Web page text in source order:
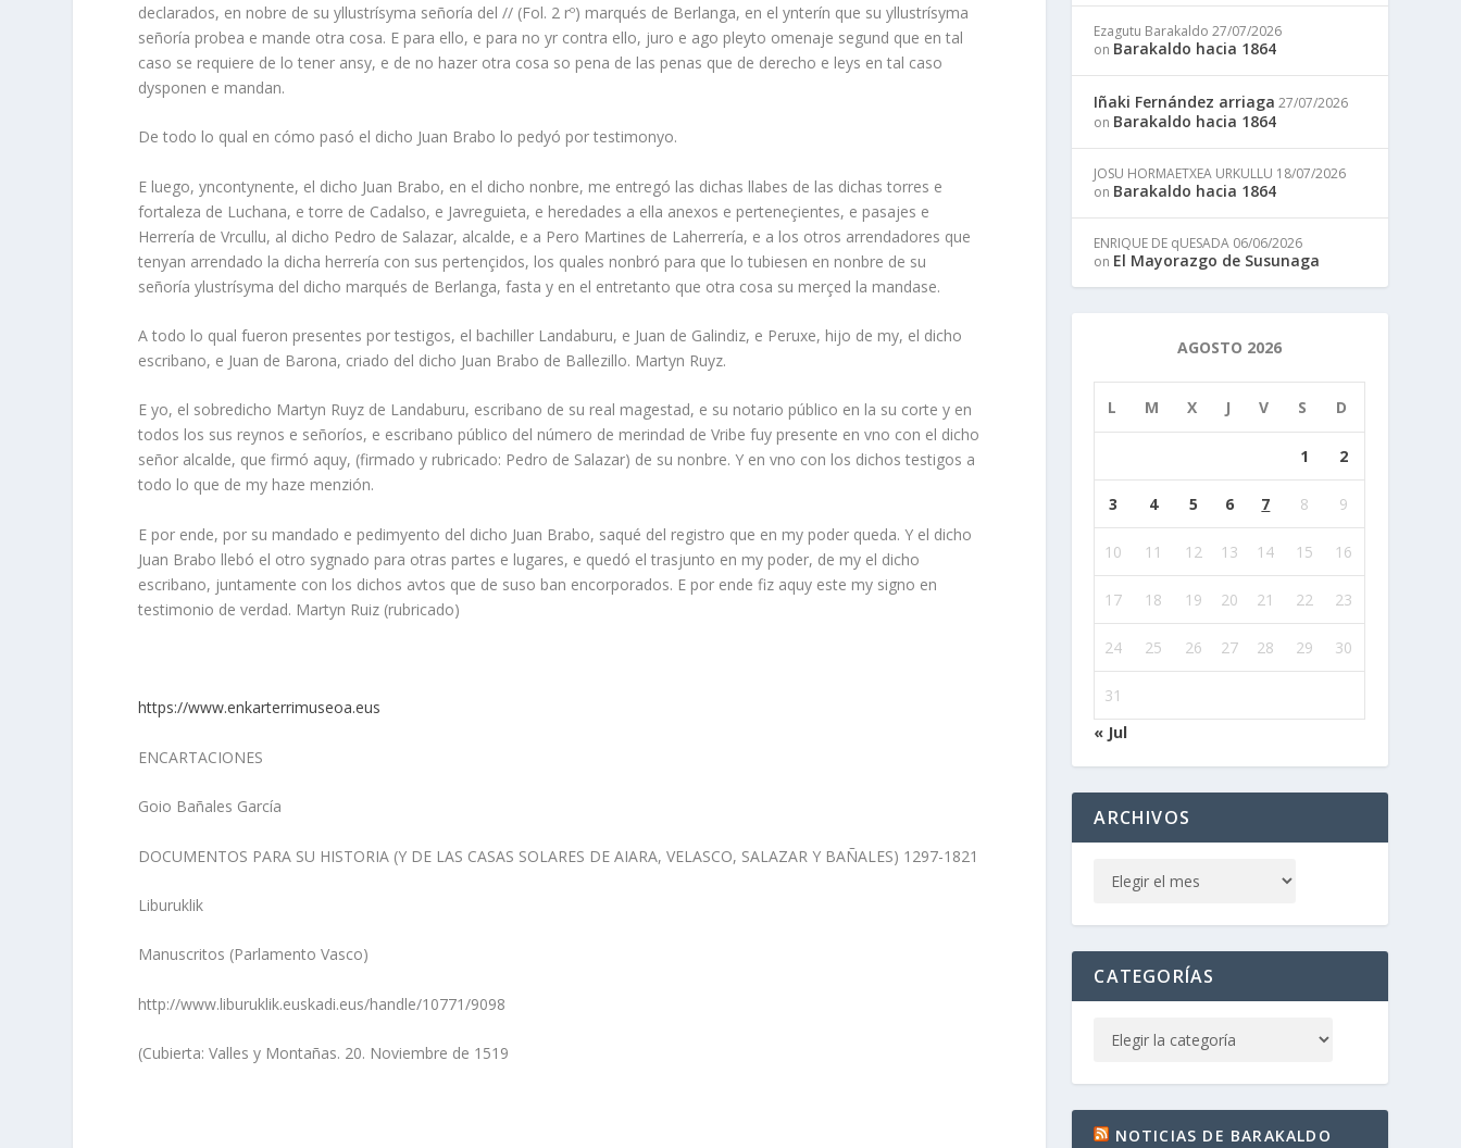
declarados, en nobre de su yllustrísyma señoría del // (Fol. 2 rº) marqués de Berlanga, en el ynterín que su yllustrísyma
señoría probea e mande otra cosa. E para ello, e para no yr contra ello, juro e ago pleyto omenaje segund que en tal
caso se requiere de lo tener ansy, e de no hazer otra cosa so pena de las penas que de derecho e leys en tal caso
dysponen e mandan.
De todo lo qual en cómo pasó el dicho Juan Brabo lo pedyó por testimonyo.
E luego, yncontynente, el dicho Juan Brabo, en el dicho nonbre, me entregó las dichas llabes de las dichas torres e
fortaleza de Luchana, e torre de Cadalso, e Javreguieta, e heredades a ella anexos e perteneçientes, e pasajes e
Herrería de Vrcullu, al dicho Pedro de Salazar, alcalde, e a Pero Martines de Laherrería, e a los otros arrendadores que
tenyan arrendado la dicha herrería con sus pertençidos, los quales nonbró para que lo tubiesen en nonbre de su
señoría ylustrísyma del dicho marqués de Berlanga, fasta y en el entretanto que otra cosa su merçed la mandase.
A todo lo qual fueron presentes por testigos, el bachiller Landaburu, e Juan de Galindiz, e Peruxe, hijo de my, el dicho
escribano, e Juan de Barona, criado del dicho Juan Brabo de Ballezillo. Martyn Ruyz.
E yo, el sobredicho Martyn Ruyz de Landaburu, escribano de su real magestad, e su notario público en la su corte y en
todos los sus reynos e señoríos, e escribano público del número de merindad de Vribe fuy presente en vno con el dicho
señor alcalde, que firmó aquy, (firmado y rubricado: Pedro de Salazar) de su nonbre. Y en vno con los dichos testigos a
todo lo que de my haze menzión.
E por ende, por su mandado e pedimyento del dicho Juan Brabo, saqué del registro que en my poder queda. Y el dicho
Juan Brabo llebó el otro sygnado para otras partes e lugares, e quedó el trasjunto en my poder, de my el dicho
escribano, juntamente con los dichos avtos que de suso ban encorporados. E por ende fiz aquy este my signo en
testimonio de verdad. Martyn Ruiz (rubricado)
https://www.enkarterrimuseoa.eus
ENCARTACIONES
Goio Bañales García
DOCUMENTOS PARA SU HISTORIA (Y DE LAS CASAS SOLARES DE AIARA, VELASCO, SALAZAR Y BAÑALES) 1297-1821
Liburuklik
Manuscritos (Parlamento Vasco)
http://www.liburuklik.euskadi.eus/handle/10771/9098
(Cubierta: Valles y Montañas. 20. Noviembre de 1519
Ezagutu Barakaldo 27/07/2026
on Barakaldo hacia 1864
Iñaki Fernández arriaga 27/07/2026
on Barakaldo hacia 1864
JOSU HORMAETXEA URKULLU 18/07/2026
on Barakaldo hacia 1864
ENRIQUE DE qUESADA 06/06/2026
on El Mayorazgo de Susunaga
AGOSTO 2026
L M X J V S D
1 2
3 4 5 6 7 8 9
10 11 12 13 14 15 16
17 18 19 20 21 22 23
24 25 26 27 28 29 30
31
« Jul
ARCHIVOS
CATEGORÍAS
NOTICIAS DE BARAKALDO